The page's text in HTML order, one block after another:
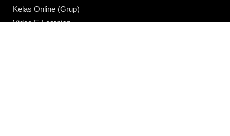
Kelas Online (Grup)
Video E-Learning